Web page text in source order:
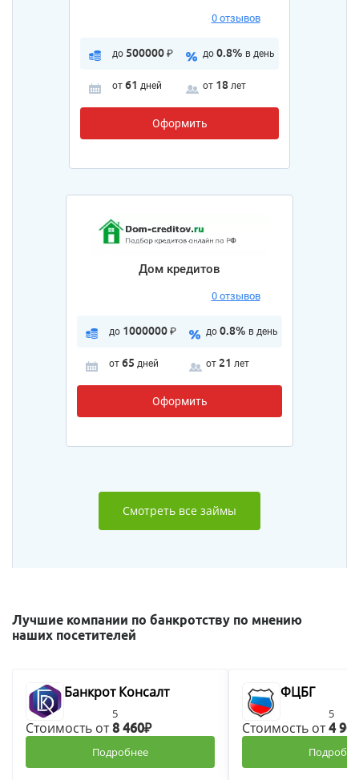
0 отзывов
до 500000 ₽ до 0.8% в день
от 61 дней от 18 лет
Оформить
Дом кредитов
0 отзывов
до 1000000 ₽ до 0.8% в день
от 65 дней от 21 лет
Оформить
Смотреть все займы
Лучшие компании по банкротству по мнению
наших посетителей
Банкрот Консалт
5
Стоимость от8 460₽
Подробнее
ФЦБГ
5
Стоимость от4